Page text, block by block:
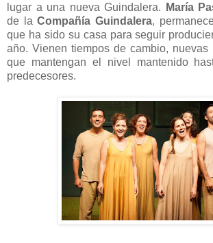
lugar a una nueva Guindalera.
María
de laCompañía Guindalera,
que ha sido su casa para seguir
año. Vienen tiempos de cambio, nuevas
que mantengan el nivel mantenido
predecesores.